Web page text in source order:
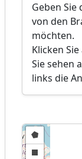
Geben Sie
von den
möchten.
Klicken
Sie sehen
links die